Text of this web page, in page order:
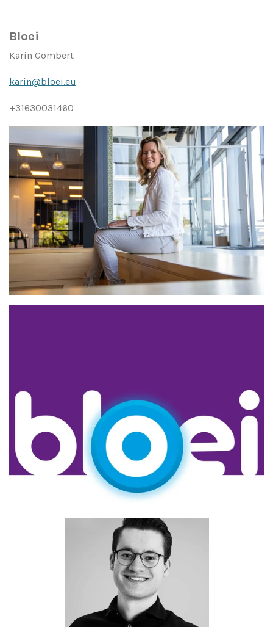
Bloei
Karin Gombert
karin@bloei.eu
+31630031460